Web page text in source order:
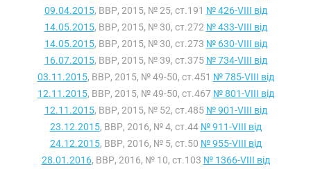
09.04.2015, ВВР, 2015, № 25, ст.191 № 426-VIII від
14.05.2015, ВВР, 2015, № 30, ст.272 № 433-VIII від
14.05.2015, ВВР, 2015, № 30, ст.273 № 630-VIII від
16.07.2015, ВВР, 2015, № 39, ст.375 № 734-VIII від
03.11.2015, ВВР, 2015, № 49-50, ст.451 № 785-VIII від
12.11.2015, ВВР, 2015, № 49-50, ст.467 № 801-VIII від
12.11.2015, ВВР, 2015, № 52, ст.485 № 901-VIII від
23.12.2015, ВВР, 2016, № 4, ст.44 № 911-VIII від
24.12.2015, ВВР, 2016, № 5, ст.50 № 955-VIII від
28.01.2016, ВВР, 2016, № 10, ст.103 № 1366-VIII від